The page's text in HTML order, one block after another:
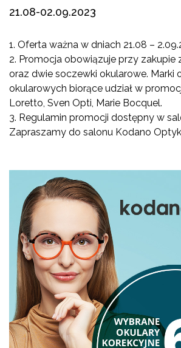
21.08-02.09.2023
1. Oferta ważna w dniach 21.08 –
2. Promocja obowiązuje przy zakupie
oraz dwie soczewki okularowe. Marki
okularowych biorące udział w
Loretto, Sven Opti, Marie Bocquel.
3. Regulamin promocji dostępny w
Zapraszamy do salonu Kodano